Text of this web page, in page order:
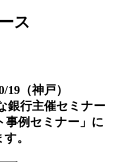
ス
19（神戸）
銀行主催セミナー
事例セミナー」に
。